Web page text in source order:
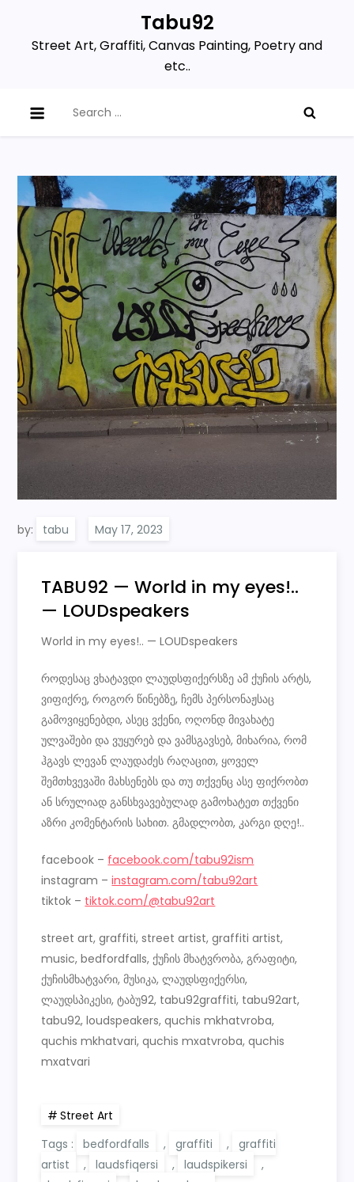
content
Tabu92
Street Art, Graffiti, Canvas Painting, Poetry and
etc..
for:
by: tabu
TABU92 — World in my eyes!..
— LOUDspeakers
World in my eyes!.. — LOUDspeakers
როდესაც ვხატავდი ლაუდსფიქერსზე ამ ქუჩის არტს,
ვიფიქრე, როგორ წინებზე, ჩემს პერსონაჟსაც
გამოვიყენებდი, ასეც ვქენი, ოღონდ მივახატე
ულვაშები და ვუყურებ და ვამსგავსებ, მიხარია, რომ
ჰგავს ლევან ლაუდაძეს რაღაცით, ყოველ
შემთხვევაში მახსენებს და თუ თქვენც ასე ფიქრობთ
ან სრულიად განსხვავებულად გამოხატეთ თქვენი
აზრი კომენტარის სახით. გმადლობთ, კარგი დღე!..
facebook – facebook.com/tabu92ism
instagram –instagram.com/tabu92art
tiktok – tiktok.com/@tabu92art
street art, graffiti, street artist, graffiti artist,
music, bedfordfalls, ქუჩის მხატვრობა, გრაფიტი,
ქუჩისმხატვარი, მუსიკა, ლაუდსფიქერსი,
ლაუდსპიკესი, ტაბუ92, tabu92graffiti, tabu92art,
tabu92, loudspeakers, quchis mkhatvroba,
quchis mkhatvari, quchis mxatvroba, quchis
mxatvari
Street Art
Tags :
bedfordfalls , graffiti ,
graffiti
artist
, laudsfiqersi , laudspikersi
,